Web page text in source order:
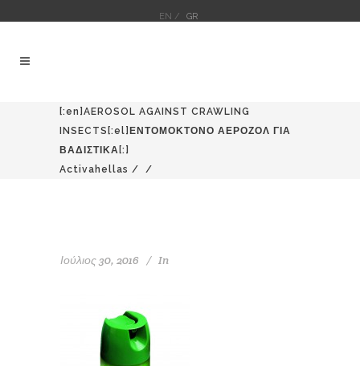
EN / GR
[:en]AEROSOL AGAINST CRAWLING
INSECTS[:el]ΕΝΤΟΜΟΚΤΟΝΟ ΑΕΡΟΖΟΛ ΓΙΑ
ΒΑΔΙΣΤΙΚΑ[:]
Activahellas / /
Ιούλιος 30, 2016 In